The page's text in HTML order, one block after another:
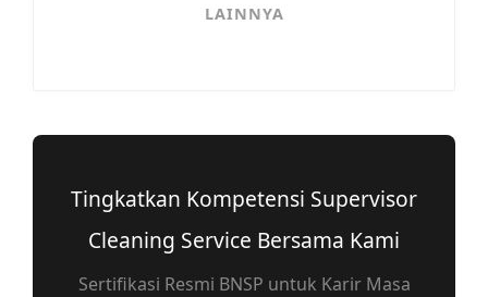
LAINNYA
Tingkatkan Kompetensi Supervisor
Cleaning Service Bersama Kami
Sertifikasi Resmi BNSP untuk Karir Masa